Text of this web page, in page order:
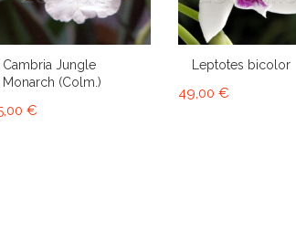
Cambria Jungle
Monarch (Colm.)
€
Leptotes bicolor
49,00 €